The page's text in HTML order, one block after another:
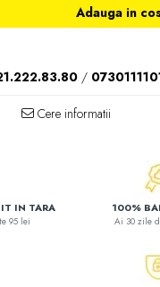
Adauga in
/
Cere informatii
IN TARA
95 lei
100%
Ai 30 zile